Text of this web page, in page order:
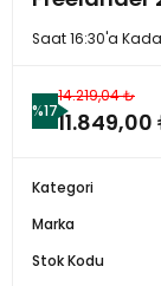
Saat 16:30'a
%17
14.219,04 ₺
11.849,00
Kategori
Marka
Stok Kodu